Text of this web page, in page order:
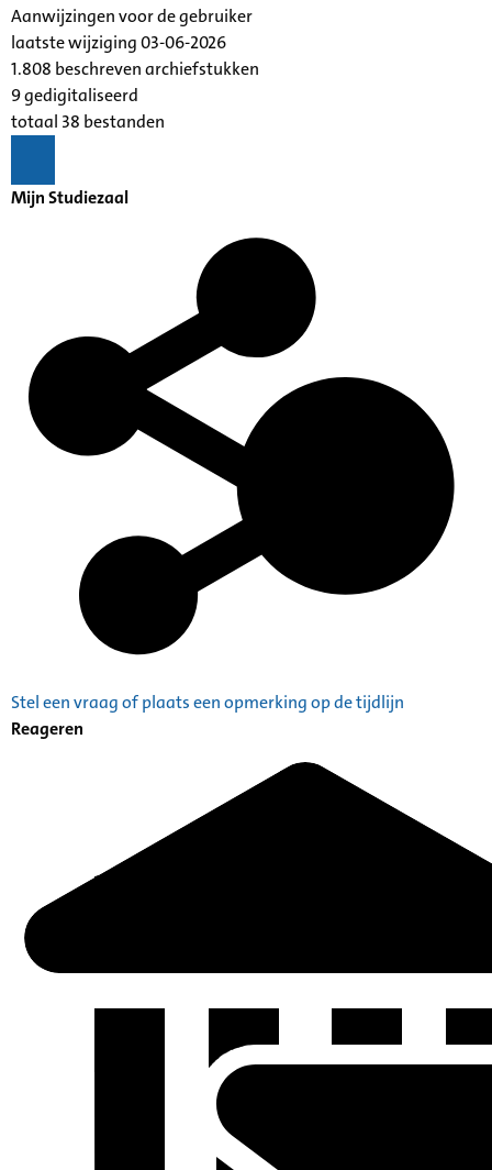
Aanwijzingen voor de gebruiker
laatste wijziging 03-06-2026
1.808 beschreven archiefstukken
9 gedigitaliseerd
totaal 38 bestanden
Mijn Studiezaal
Stel een vraag of plaats een opmerking op de tijdlijn
Reageren